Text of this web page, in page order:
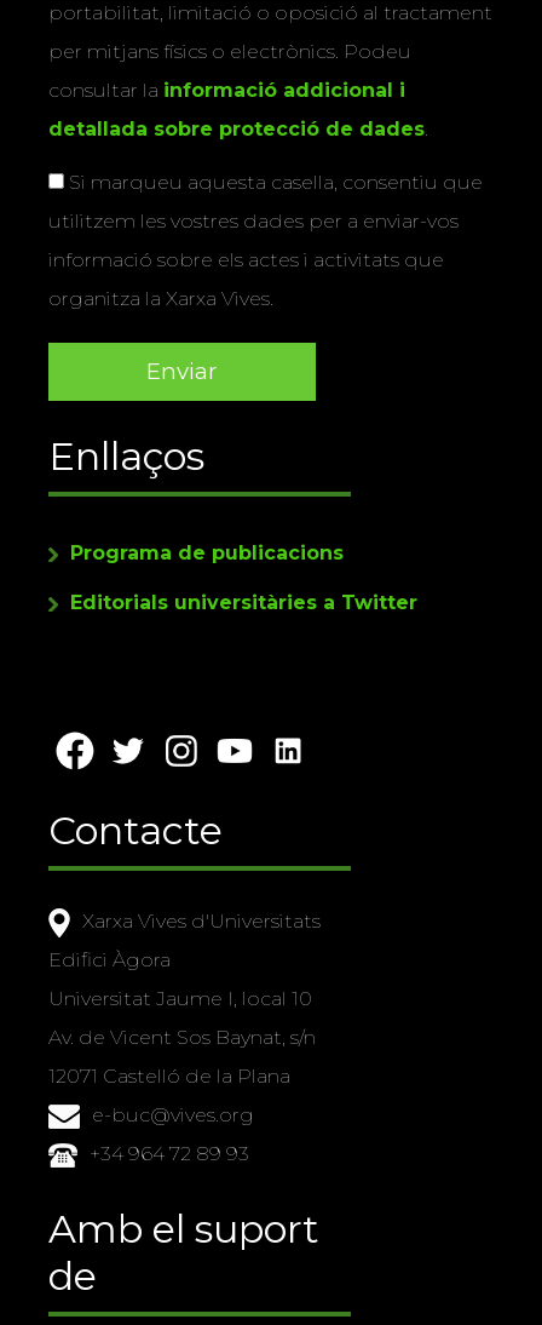
portabilitat, limitació o oposició al tractament
per mitjans físics o electrònics. Podeu
consultar la informació addicional i
detallada sobre protecció de dades.
Si marqueu aquesta casella, consentiu que
utilitzem les vostres dades per a enviar-vos
informació sobre els actes i activitats que
organitza la Xarxa Vives.
Enllaços
Programa de publicacions
Editorials universitàries a Twitter
Contacte
Xarxa Vives d'Universitats
Edifici Àgora
Universitat Jaume I, local 10
Av. de Vicent Sos Baynat, s/n
12071 Castelló de la Plana
e-buc@vives.org
+34 964 72 89 93
Amb el suport
de